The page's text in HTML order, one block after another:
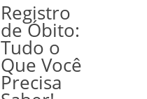
Registro
de Óbito:
Tudo o
Que Você
Precisa